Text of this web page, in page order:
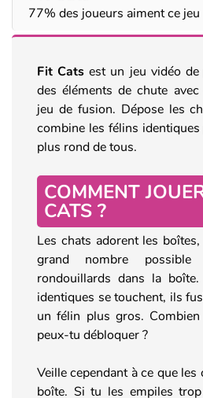
77% des joueurs aiment ce jeu
Fit Cats est un jeu vidéo
des éléments de chute
jeu de fusion. Dépose les
combine les félins
plus rond de tous.
COMMENT
CATS ?
Les chats adorent les
grand nombre
rondouillards dans la
identiques se touchent, ils
un félin plus gros.
peux-tu débloquer ?
Veille cependant à ce que
boîte. Si tu les empiles